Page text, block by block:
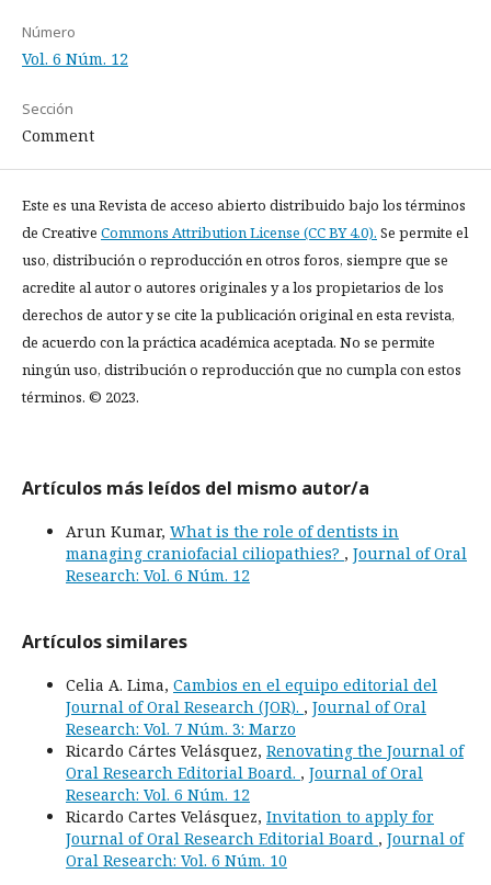
Número
Vol. 6 Núm. 12
Sección
Comment
Este es una Revista de acceso abierto distribuido bajo los términos
de Creative Commons Attribution License (CC BY 4.0). Se permite el
uso, distribución o reproducción en otros foros, siempre que se
acredite al autor o autores originales y a los propietarios de los
derechos de autor y se cite la publicación original en esta revista,
de acuerdo con la práctica académica aceptada. No se permite
ningún uso, distribución o reproducción que no cumpla con estos
términos. © 2023.
Artículos más leídos del mismo autor/a
Arun Kumar, What is the role of dentists in
managing craniofacial ciliopathies? , Journal of Oral
Research: Vol. 6 Núm. 12
Artículos similares
Celia A. Lima, Cambios en el equipo editorial del
Journal of Oral Research (JOR). , Journal of Oral
Research: Vol. 7 Núm. 3: Marzo
Ricardo Cártes Velásquez, Renovating the Journal of
Oral Research Editorial Board. , Journal of Oral
Research: Vol. 6 Núm. 12
Ricardo Cartes Velásquez, Invitation to apply for
Journal of Oral Research Editorial Board , Journal of
Oral Research: Vol. 6 Núm. 10